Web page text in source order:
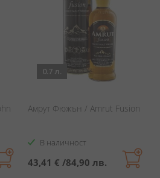
0.7 л.
Амрут Фюжън / Amrut Fusion
В наличност
43,41 € /84,90 лв.